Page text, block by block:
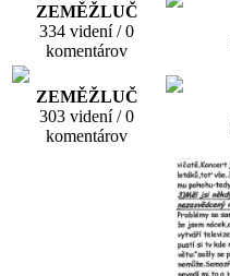
ZEMĚŽLUČ
334 videní / 0
komentárov
ZEMĚŽLUČ
303 videní / 0
komentárov